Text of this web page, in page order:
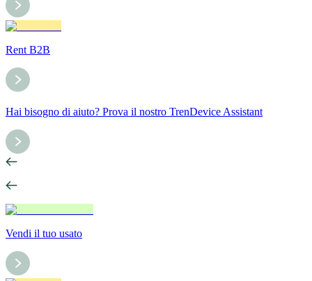
Rent B2B
Hai bisogno di aiuto? Prova il nostro TrenDevice Assistant
Vendi il tuo usato